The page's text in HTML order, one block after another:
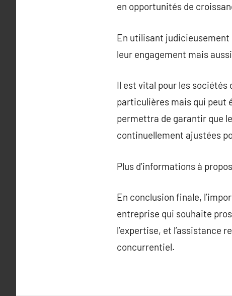
en opportunités de
En utilisant
leur engagement mais
Il est vital pour les sociétés
particulières mais qui peut
permettra de garantir que
continuellement ajustées
Plus d’informations à
En conclusion finale,
entreprise qui souhaite
l’expertise, et l’assistance
concurrentiel.